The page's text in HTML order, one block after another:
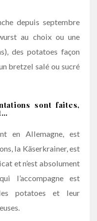
depuis septembre
au choix ou une
des potatoes façon
bretzel salé ou sucré
sont faites,
en Allemagne, est
la Käserkrainer, est
et n’est absolument
l’accompagne est
potatoes et leur